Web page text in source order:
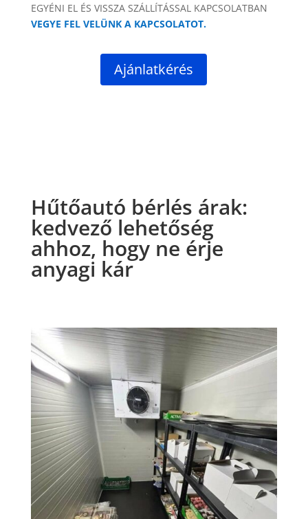
EGYÉNI EL ÉS VISSZA SZÁLLÍTÁSSAL KAPCSOLATBAN
VEGYE FEL VELÜNK A KAPCSOLATOT.
Ajánlatkérés
Hűtőautó bérlés árak:
kedvező lehetőség
ahhoz, hogy ne érje
anyagi kár